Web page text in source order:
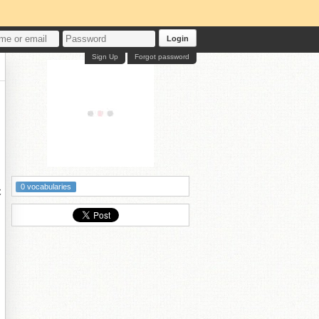
Login
Forgot password
Sign Up
0 vocabularies